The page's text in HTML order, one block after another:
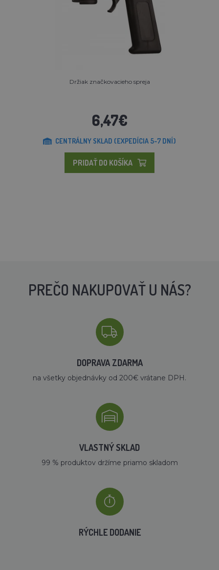
Držiak značkovacieho spreja
6,47€
CENTRÁLNY SKLAD (EXPEDÍCIA 5-7 DNÍ)
PRIDAŤ DO KOŠÍKA
PREČO NAKUPOVAŤ U NÁS?
DOPRAVA ZDARMA
na všetky objednávky od 200€ vrátane DPH.
VLASTNÝ SKLAD
99 % produktov držíme priamo skladom
RÝCHLE DODANIE